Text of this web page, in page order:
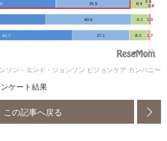
ソン・エンド・ジョンソン ビジョンケア カンパニー
ケート結果
この記事へ戻る